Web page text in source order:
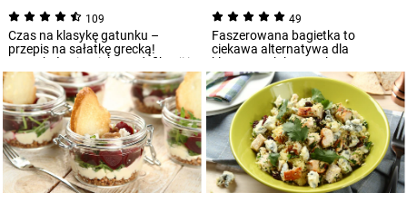
109
Czas na klasykę gatunku –
przepis na sałatkę grecką!
Doczekała się wielu modyfikacji i
każdy ma n...
49
Faszerowana bagietka to
ciekawa alternatywa dla
klasycznych kanapek. W
wyśmienitym farszu do kana...